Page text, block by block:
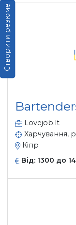
Створити резюме
Lovejob.lt
Харчування,
Кіпр
Від: 1300 до